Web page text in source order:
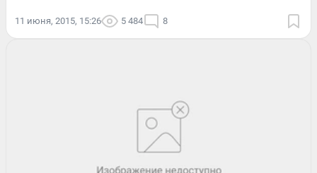
11 июня, 2015, 15:26 5 484 8